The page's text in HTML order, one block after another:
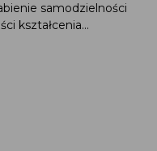
samodzielności
kształcenia...